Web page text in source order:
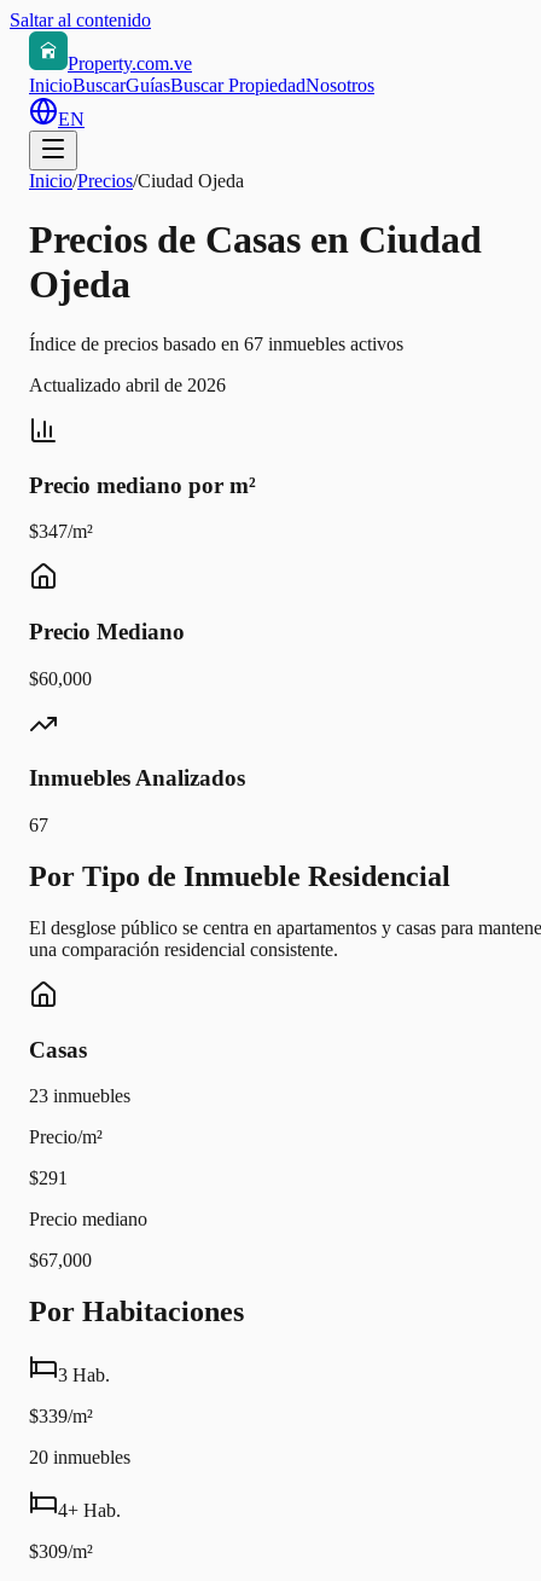
Saltar al contenido
Property.com.ve
InicioBuscarGuíasBuscar PropiedadNosotros
EN
Inicio/Precios/Ciudad Ojeda
Precios de Casas en Ciudad
Ojeda
Índice de precios basado en 67 inmuebles activos
Actualizado abril de 2026
Precio mediano por m²
$347/m²
Precio Mediano
$60,000
Inmuebles Analizados
67
Por Tipo de Inmueble Residencial
El desglose público se centra en apartamentos y casas para
una comparación residencial consistente.
Casas
23 inmuebles
Precio/m²
$291
Precio mediano
$67,000
Por Habitaciones
3 Hab.
$339/m²
20 inmuebles
4+ Hab.
$309/m²